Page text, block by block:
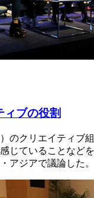
ィブの役割
のクリエイティブ
じていることなど
アジアで議論した。